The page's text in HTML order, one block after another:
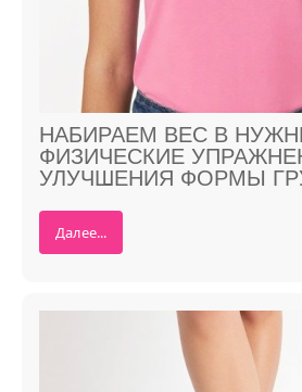
НАБИРАЕМ ВЕС В
ФИЗИЧЕСКИЕ
УЛУЧШЕНИЯ ФОРМЫ
Далее...